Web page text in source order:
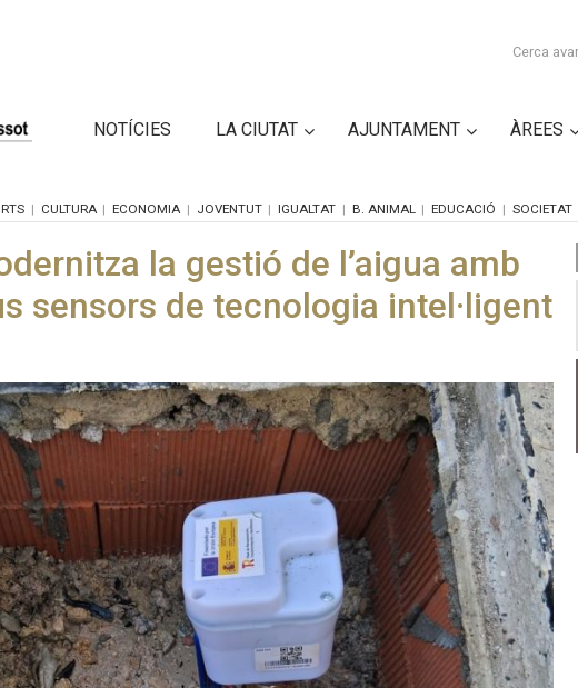
Cerca
NOTÍCIES LA CIUTAT AJUNTAMENT ÀREES
CULTURA ECONOMIA JOVENTUT IGUALTAT B. ANIMAL EDUCACIÓ SOCIETAT
la gestió de l’aigua amb
sensors de tecnologia intel·ligent